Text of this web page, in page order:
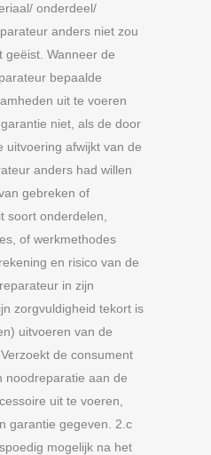
onderdeel/
anders niet zou
geëist. Wanneer de
bepaalde
uit te voeren
niet, als de door
uitvoering afwijkt van de
anders had willen
gebreken of
soort onderdelen,
of werkmethodes
en risico van de
in zijn
zorgvuldigheid tekort is
uitvoeren van de
de consument
noodreparatie aan de
uit te voeren,
garantie gegeven. 2.c
mogelijk na het